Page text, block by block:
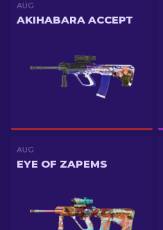
AUG
AKIHABARA ACCEPT
AUG
EYE OF ZAPEMS